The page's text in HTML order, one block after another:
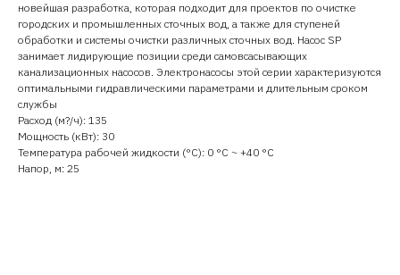
новейшая разработка, которая подходит для проектов по очистке
городских и промышленных сточных вод, а также для ступеней
обработки и системы очистки различных сточных вод. Насос SP
занимает лидирующие позиции среди самовсасывающих
канализационных насосов. Электронасосы этой серии характеризуются
оптимальными гидравлическими параметрами и длительным сроком
службы
Расход (м?/ч): 135
Мощность (кВт): 30
Температура рабочей жидкости (°C): 0 °С ~ +40 °С
Напор, м: 25